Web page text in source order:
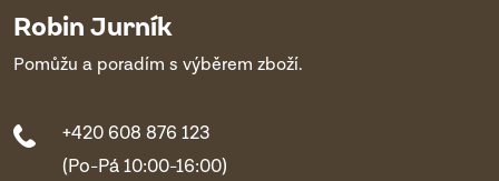
Robin Jurník
Pomůžu a poradím s výběrem zboží.
+420 608 876 123
(Po-Pá 10:00-16:00)